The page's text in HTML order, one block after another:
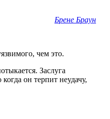
Брене Браун
чем это.
Заслуга
он терпит неудачу,